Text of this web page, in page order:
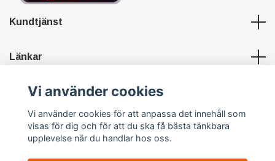
Kundtjänst
Länkar
Sociala medier
Vi använder cookies
Vi använder cookies för att anpassa det innehåll som
visas för dig och för att du ska få bästa tänkbara
upplevelse när du handlar hos oss.